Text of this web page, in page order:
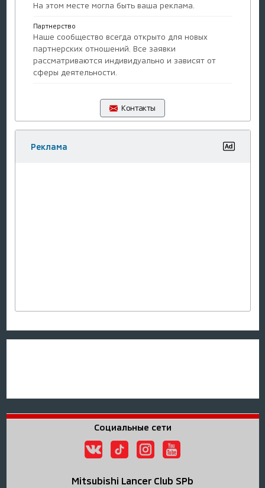
На этом месте могла быть ваша реклама.
Партнерство
Наше сообщество всегда открыто для новых
партнерских отношений. Все заявки
рассматриваются индивидуально и зависят от
сферы деятельности.
Контакты
Реклама
Социальные сети
Mitsubishi Lancer Club SPb